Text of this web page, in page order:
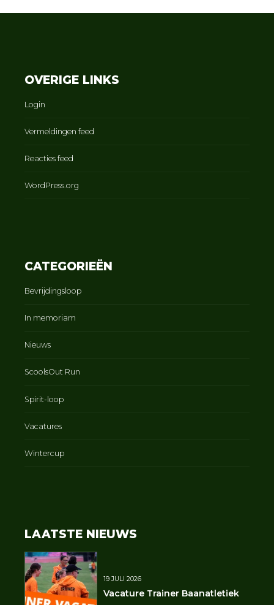
OVERIGE LINKS
Login
Vermeldingen feed
Reacties feed
WordPress.org
CATEGORIEËN
Bevrijdingsloop
In memoriam
Nieuws
ScoolsOut Run
Spirit-loop
Vacatures
Wintercup
LAATSTE NIEUWS
19 JULI 2026
Vacature Trainer Baanatletiek